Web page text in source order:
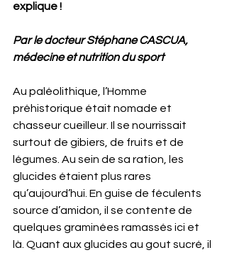
explique !
Par le docteur Stéphane CASCUA,
médecine et nutrition du sport
Au paléolithique, l’Homme
préhistorique était nomade et
chasseur cueilleur. Il se nourrissait
surtout de gibiers, de fruits et de
légumes. Au sein de sa ration, les
glucides étaient plus rares
qu’aujourd’hui. En guise de féculents
source d’amidon, il se contente de
quelques graminées ramassés ici et
là. Quant aux glucides au gout sucré, il